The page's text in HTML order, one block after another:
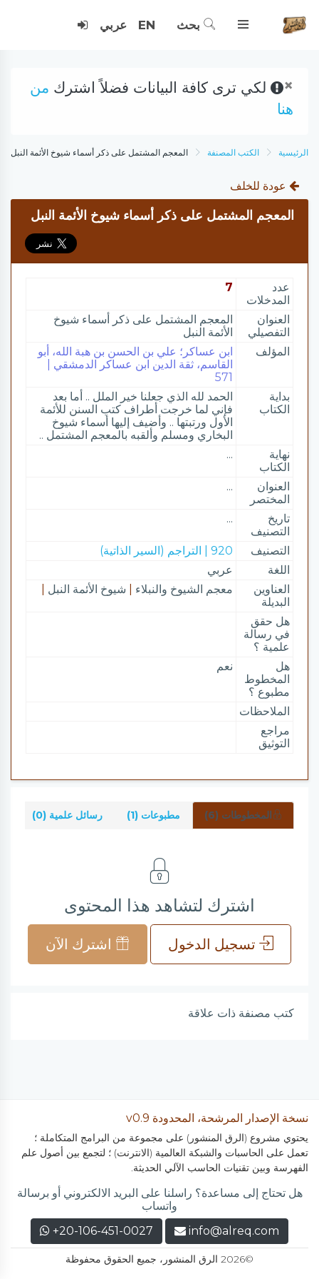
بحث EN عربي
× لكي ترى كافة البيانات فضلاً اشترك من
هنا
الرئيسية الكتب المصنفة المعجم المشتمل على ذكر أسماء شيوخ الأئمة النبل
عودة للخلف
المعجم المشتمل على ذكر أسماء شيوخ الأئمة النبل
عدد
المدخلات
7
العنوان
التفصيلي
المعجم المشتمل على ذكر أسماء شيوخ
الأئمة النبل
المؤلف
ابن عساكر؛ علي بن الحسن بن هبة الله، أبو
القاسم، ثقة الدين ابن عساكر الدمشقي |
571
بداية
الكتاب
الحمد لله الذي جعلنا خير الملل .. أما بعد
فإني لما خرجت أطراف كتب السنن للأئمة
الأول ورتبتها .. وأضيف إليها أسماء شيوخ
البخاري ومسلم وألقبه بالمعجم المشتمل ..
نهاية
الكتاب
...
العنوان
المختصر
...
تاريخ
التصنيف
...
التصنيف
920 | التراجم (السير الذاتية)
اللغة
عربي
العناوين
البديلة
معجم الشيوخ والنبلاء شيوخ الأئمة النبل
هل حقق
في رسالة
علمية ؟
هل
المخطوط
مطبوع ؟
نعم
الملاحظات
مراجع
التوثيق
المخطوطات (6) مطبوعات (1) رسائل علمية (0)
اشترك لتشاهد هذا المحتوى
تسجيل الدخول اشترك الآن
كتب مصنفة ذات علاقة
نسخة الإصدار المرشحة، المحدودة v0.9
يحتوي مشروع (الرق المنشور) على مجموعة من البرامج المتكاملة ؛
تعمل على الحاسبات والشبكة العالمية (الانترنت) ؛ لتجمع بين أصول علم
الفهرسة وبين تقنيات الحاسب الآلي الحديثة.
هل تحتاج إلى مساعدة؟ راسلنا على البريد الالكتروني أو برسالة
واتساب
info@alreq.com
+20-106-451-0027
©2026 الرق المنشور، جميع الحقوق محفوظة